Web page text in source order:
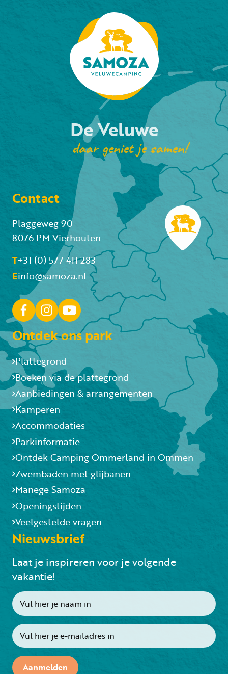
De Veluwe
daar geniet je samen!
Contact
Plaggeweg 90
8076 PM Vierhouten
T+31 (0) 577 411 283
Einfo@samoza.nl
Ontdek ons park
Plattegrond
Boeken via de plattegrond
Aanbiedingen & arrangementen
Kamperen
Accommodaties
Parkinformatie
Ontdek Camping Ommerland in Ommen
Zwembaden met glijbanen
Manege Samoza
Openingstijden
Veelgestelde vragen
Nieuwsbrief
Laat je inspireren voor je volgende
vakantie!
Aanmelden